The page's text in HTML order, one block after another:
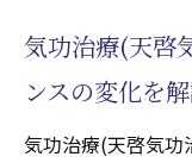
気功治療
リや痛
施術(天
られるメ
気功治療(天啓
ンスの変化を
気功治療(天啓気功